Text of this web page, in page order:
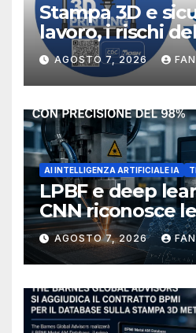
Stampa 3D e
lavoro, i rischi
manufacturing
NIOSH
AGOSTO 7, 2026
AI INTELLIGENZA ARTIFICIALE IA
LPBF e deep
CNN riconosce
del bagno di
AGOSTO 7, 2026